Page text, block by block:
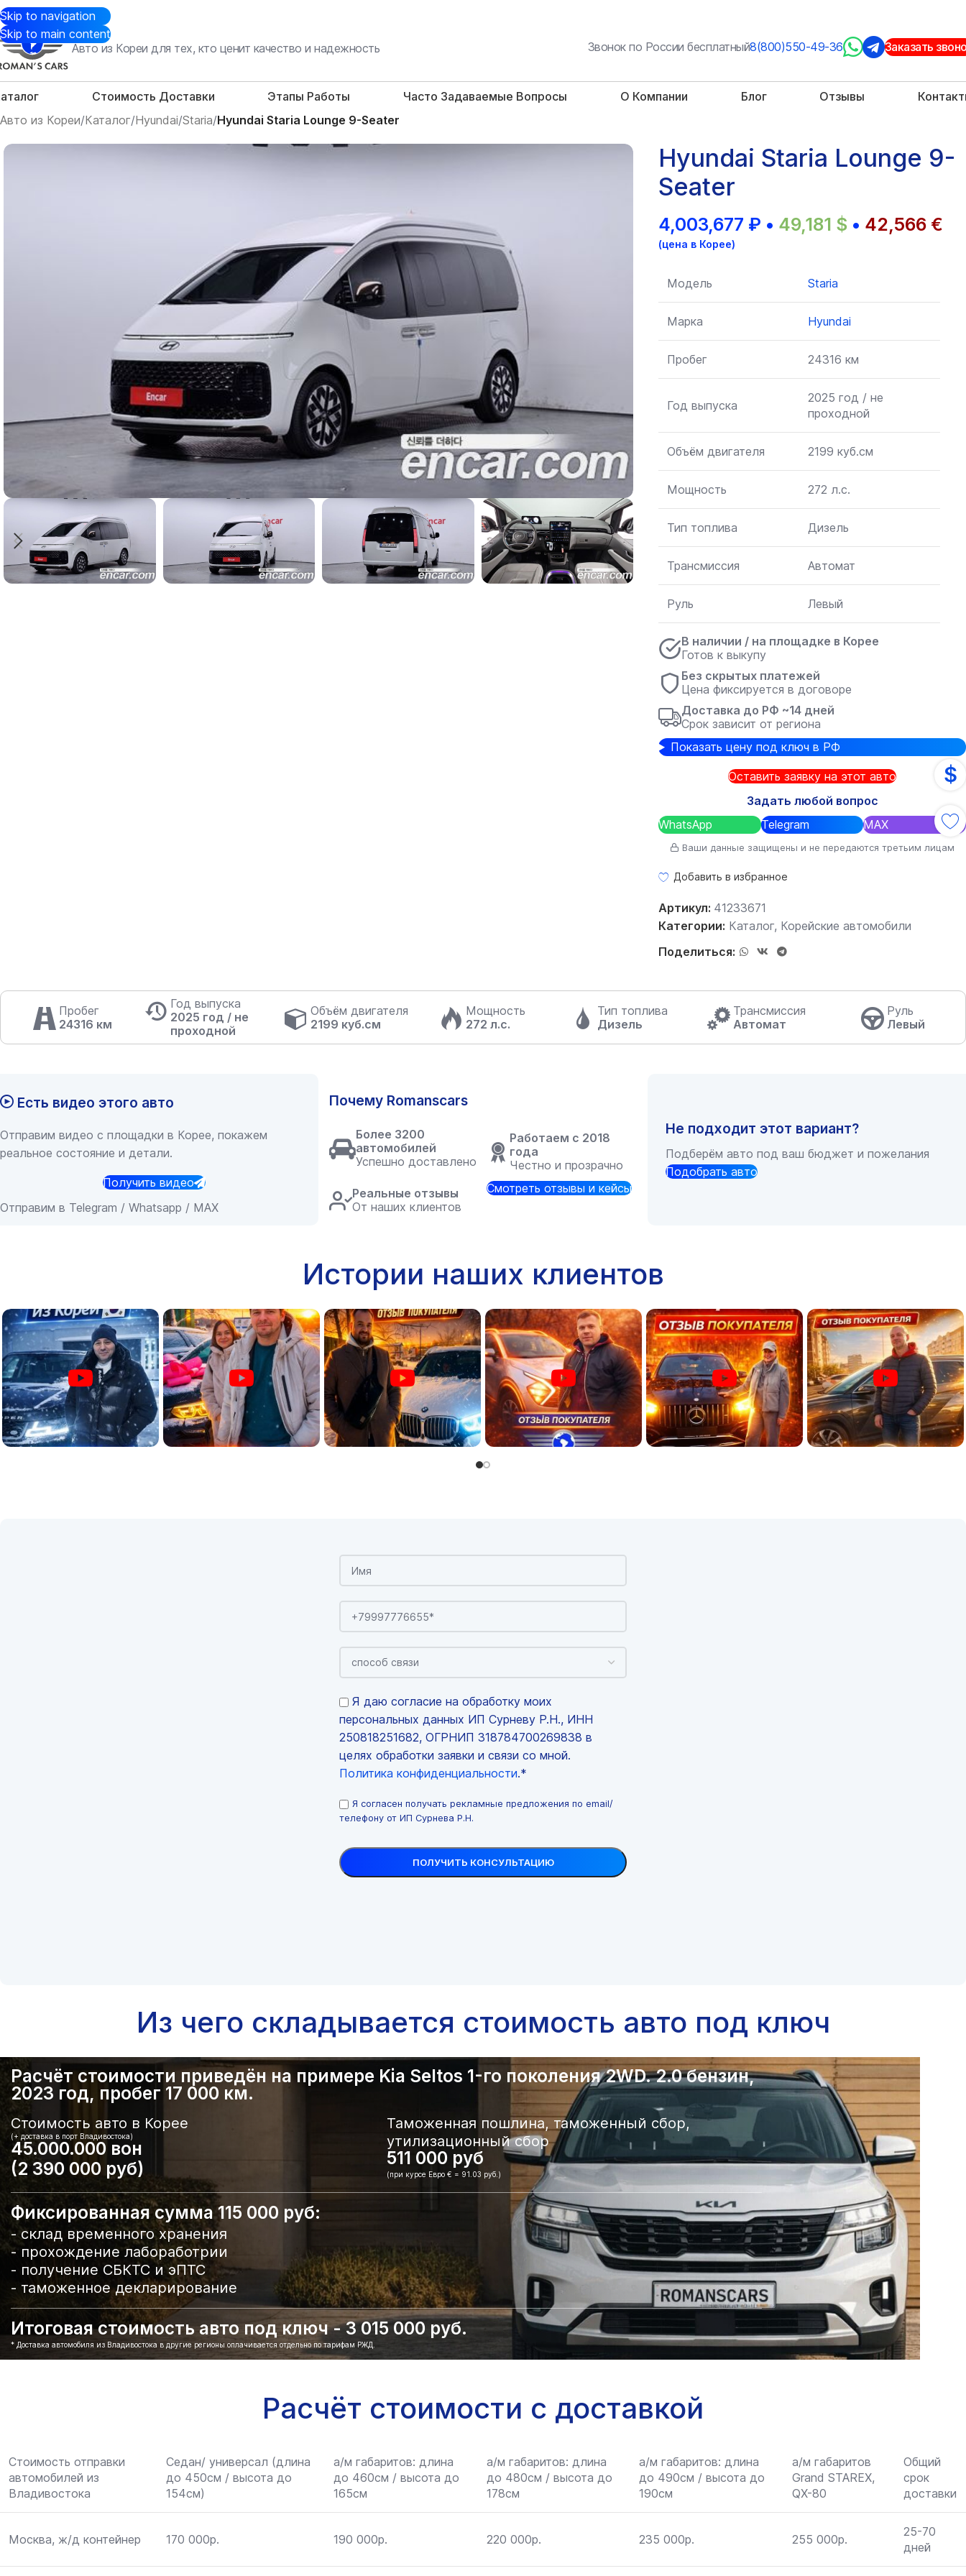
Skip to navigation
Skip to main content
Авто из Кореи для тех, кто ценит качество и надежность
Звонок по России бесплатный8(800)550-49-36 Заказать
Стоимость Доставки Этапы Работы Часто Задаваемые Вопросы О Компании Блог Отзывы
Авто из Кореи/Каталог/Hyundai/Staria/Hyundai Staria Lounge 9-Seater
Hyundai Staria Lounge 9-
Seater
4,003,677 ₽ • 49,181 $ • 42,566 €
(цена в Корее)
Модель Staria
Марка Hyundai
Пробег 24316 км
Год выпуска
2025 год / не
проходной
Объём двигателя 2199 куб.см
Мощность 272 л.с.
Тип топлива Дизель
Трансмиссия Автомат
Руль Левый
В наличии / на площадке в Корее
Готов к выкупу
Без скрытых платежей
Цена фиксируется в договоре
Доставка до РФ ~14 дней
Срок зависит от региона
Показать цену под ключ в РФ
Оставить заявку на этот авто
Задать любой вопрос
WhatsApp
Telegram MAX
Ваши данные защищены и не передаются третьим лицам
Добавить в избранное
Артикул: 41233671
Категории: Каталог, Корейские автомобили
Поделиться:
Пробег
24316 км
Год выпуска
2025 год / не
проходной
Объём двигателя
2199 куб.см
Мощность
272 л.с.
Тип топлива
Дизель
Трансмиссия
Автомат
Руль
Левый
Есть видео этого авто
Отправим видео с площадки в Корее, покажем
реальное состояние и детали.
Получить видео
Отправим в Telegram / Whatsapp / MAX
Почему Romanscars
Более 3200
автомобилей
Успешно доставлено
Работаем с 2018
года
Честно и прозрачно
Реальные отзывы
От наших клиентов
Смотреть отзывы и кейсы
Не подходит этот вариант?
Подберём авто под ваш бюджет и пожелания
Подобрать авто
Истории наших клиентов
Я даю согласие на обработку моих
персональных данных ИП Сурневу Р.Н., ИНН
250818251682, ОГРНИП 318784700269838 в
целях обработки заявки и связи со мной.
Политика конфиденциальности.*
Я согласен получать рекламные предложения по email/
телефону от ИП Сурнева Р.Н.
Из чего складывается стоимость авто под ключ
Расчёт стоимости приведён на примере Kia Seltos 1-го поколения 2WD. 2.0 бензин,
2023 год, пробег 17 000 км.
Стоимость авто в Корее
(+ доставка в порт Владивостока)
45.000.000 вон
(2 390 000 руб)
Таможенная пошлина, таможенный сбор,
утилизационный сбор
511 000 руб
(при курсе Евро € = 91.03 руб.)
Фиксированная сумма 115 000 руб:
- склад временного хранения
- прохождение лабоработрии
- получение СБКТС и эПТС
- таможенное декларирование
Итоговая стоимость авто под ключ - 3 015 000 руб.
* Доставка автомобиля из Владивостока в другие регионы оплачивается отдельно по тарифам РЖД.
Расчёт стоимости с доставкой
Стоимость отправки
автомобилей из
Владивостока
Седан/ универсал (длина
до 450см / высота до
154см)
а/м габаритов: длина
до 460см / высота до
165см
а/м габаритов: длина
до 480см / высота до
178см
а/м габаритов: длина
до 490см / высота до
190см
а/м габаритов
Grand STAREX,
QX-80
Общий
срок
доставки
Москва, ж/д контейнер 170 000р. 190 000р. 220 000р. 235 000р. 255 000р.
25-70
дней
$